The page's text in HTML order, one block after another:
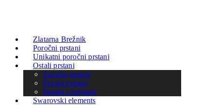
Zlatarna Brežnik
Poročni prstani
Unikatni poročni prstani
Ostali prstani
Zaročni prstani
Ženski prstani
Prstani z briljanti
Swarovski elements